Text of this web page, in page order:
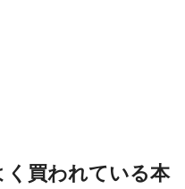
く買われている本